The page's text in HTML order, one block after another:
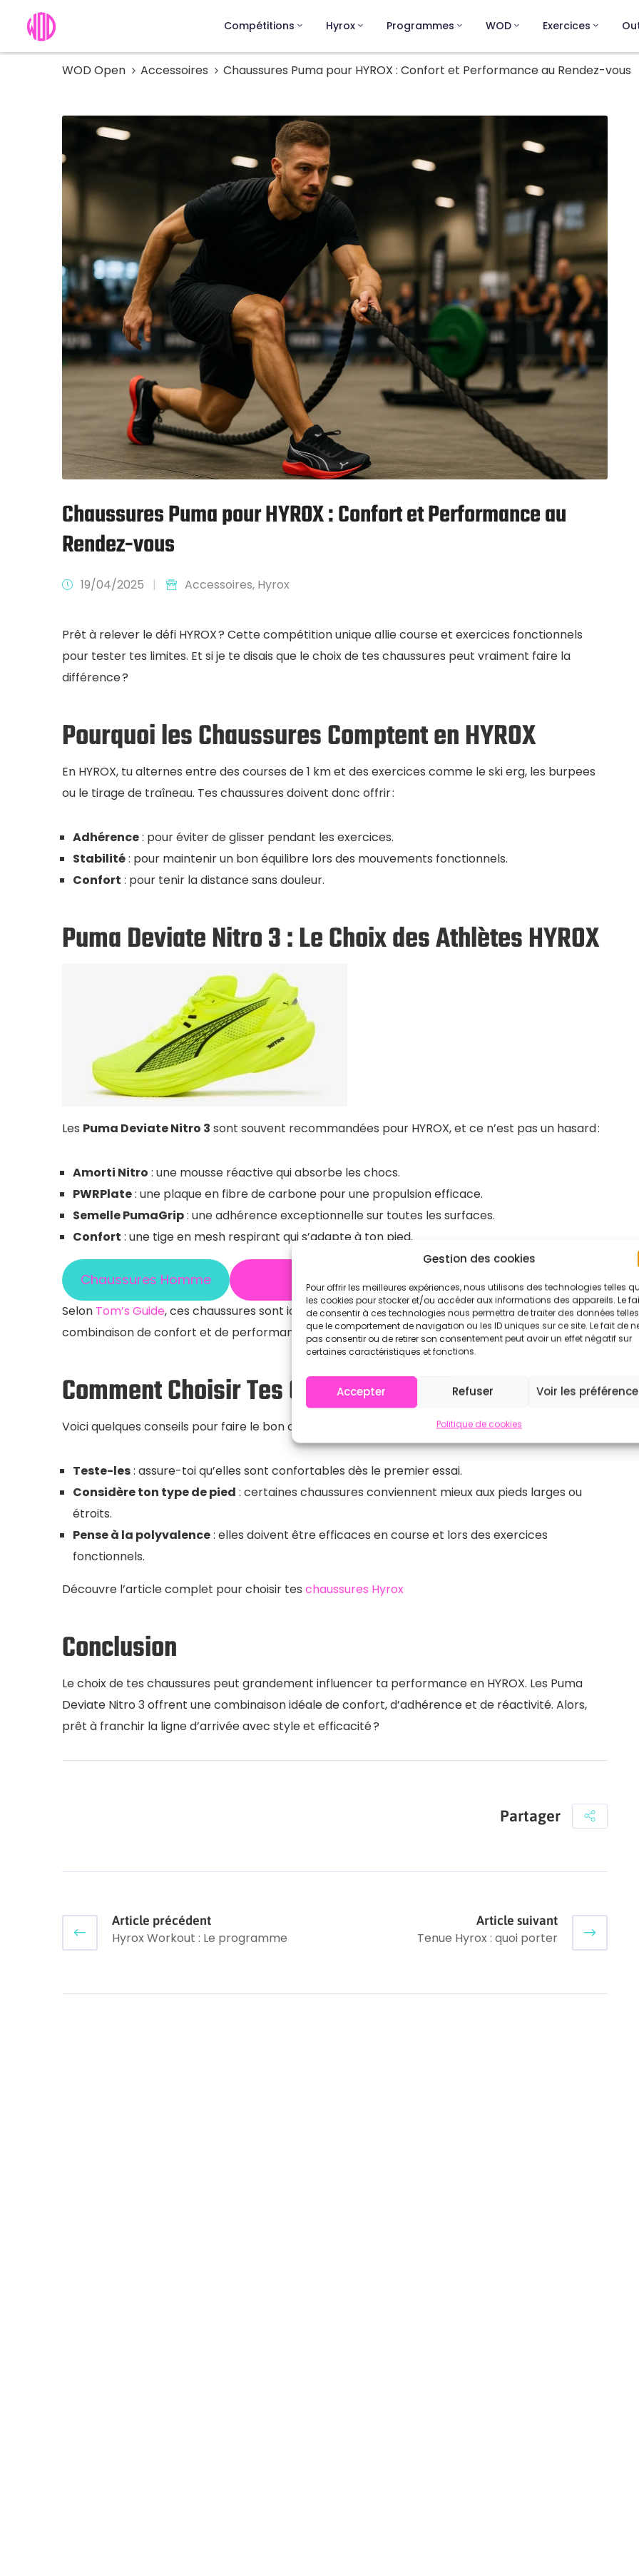
Gestion des cookies
Pour offrir les meilleures expériences, nous utilisons des technologies telles
les cookies pour stocker et/ou accéder aux informations des appareils. Le
de consentir à ces technologies nous permettra de traiter des données telles
que le comportement de navigation ou les ID uniques sur ce site. Le fait de
pas consentir ou de retirer son consentement peut avoir un effet négatif sur
certaines caractéristiques et fonctions.
Accepter Refuser Voir les
Politique de cookies
Compétitions Hyrox Programmes WOD Exercices
WOD Open Accessoires Chaussures Puma pour HYROX : Confort et Performance au Rendez-vous
Chaussures Puma pour HYROX : Confort et Performance au
Rendez-vous
19/04/2025 | Accessoires‚ Hyrox
Prêt à relever le défi HYROX ? Cette compétition unique allie course et exercices fonctionnels
pour tester tes limites. Et si je te disais que le choix de tes chaussures peut vraiment faire la
différence ?
Pourquoi les Chaussures Comptent en HYROX
En HYROX, tu alternes entre des courses de 1 km et des exercices comme le ski erg, les burpees
ou le tirage de traîneau. Tes chaussures doivent donc offrir :
Adhérence: pour éviter de glisser pendant les exercices.
Stabilité: pour maintenir un bon équilibre lors des mouvements fonctionnels.
Confort : pour tenir la distance sans douleur.
Puma Deviate Nitro 3 : Le Choix des Athlètes HYROX
Les Puma Deviate Nitro 3 sont souvent recommandées pour HYROX, et ce n’est pas un hasard :
Amorti Nitro : une mousse réactive qui absorbe les chocs.
PWRPlate: une plaque en fibre de carbone pour une propulsion efficace.
Semelle PumaGrip: une adhérence exceptionnelle sur toutes les surfaces.
Confort : une tige en mesh respirant qui s’adapte à ton pied.
Chaussures Homme
Selon Tom’s Guide, ces chaussures sont idéales pour les compétitions HYROX grâce à leur
combinaison de confort et de performance.​
Comment Choisir Tes Chaussures pour HYROX
Voici quelques conseils pour faire le bon choix :
Teste-les: assure-toi qu’elles sont confortables dès le premier essai.
Considère ton type de pied : certaines chaussures conviennent mieux aux pieds larges ou
étroits.
Pense à la polyvalence: elles doivent être efficaces en course et lors des exercices
fonctionnels.
Découvre l’article complet pour choisir tes chaussures Hyrox
Conclusion
Le choix de tes chaussures peut grandement influencer ta performance en HYROX. Les Puma
Deviate Nitro 3 offrent une combinaison idéale de confort, d’adhérence et de réactivité. Alors,
prêt à franchir la ligne d’arrivée avec style et efficacité ?
Partager
Article précédent
Hyrox Workout : Le programme
Article suivant
Tenue Hyrox : quoi porter